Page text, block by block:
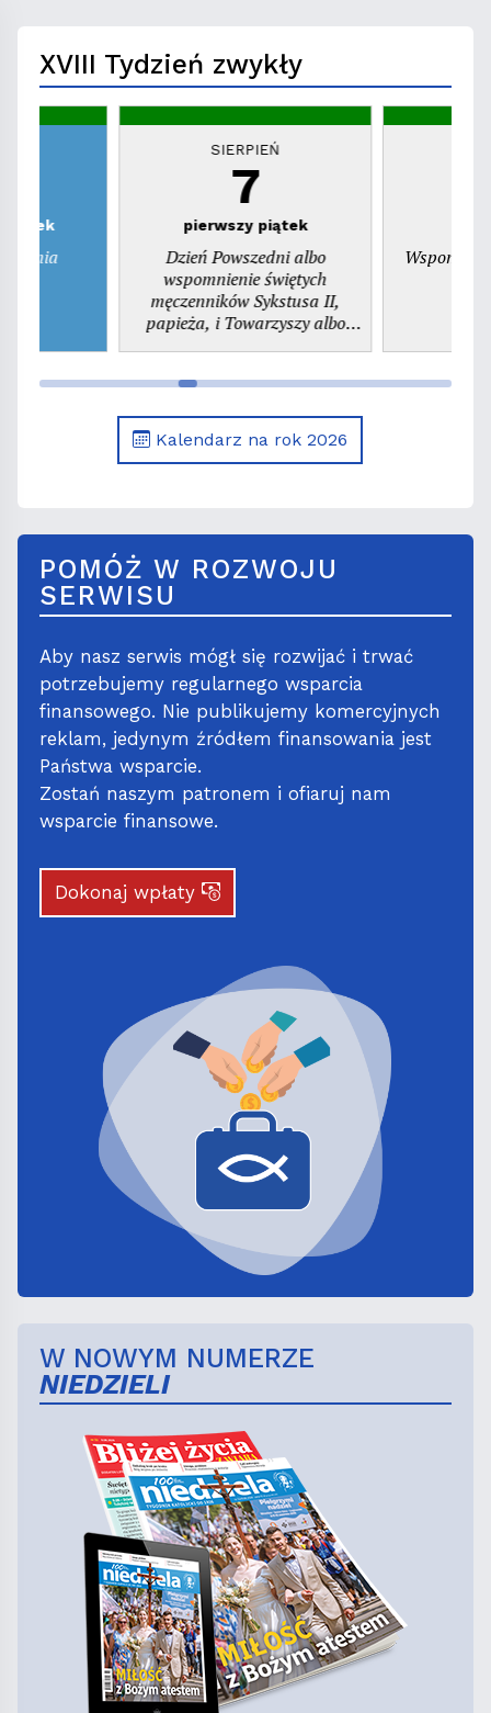
XVIII Tydzień zwykły
SIERPIEŃ
7
pierwszy piątek
Dzień Powszedni albo
wspomnienie świętych
męczenników Sykstusa II,
papieża, i Towarzyszy albo
Kalendarz na rok 2026
POMÓŻ W ROZWOJU
SERWISU
Aby nasz serwis mógł się rozwijać i trwać
potrzebujemy regularnego wsparcia
finansowego. Nie publikujemy komercyjnych
reklam, jedynym źródłem finansowania jest
Państwa wsparcie.
Zostań naszym patronem i ofiaruj nam
wsparcie finansowe.
Dokonaj wpłaty
W NOWYM NUMERZE
NIEDZIELI